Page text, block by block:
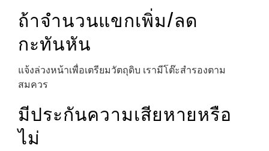
ถ้าจำนวนแขกเพิ่ม/ลด
กะทันหัน
แจ้งล่วงหน้าเพื่อเตรียมวัตถุดิบ เรามีโต๊ะสำรองตาม
สมควร
มีประกันความเสียหายหรือ
ไม่